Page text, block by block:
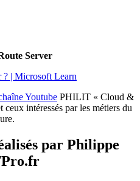
Server
? | Microsoft Learn
Youtube PHILIT « Cloud &
intéressés par les métiers du
par Philippe